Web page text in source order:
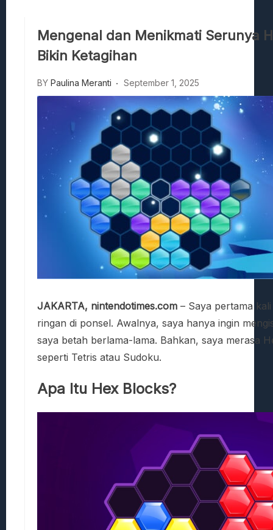
Beasts Of Bermuda: Panduan Bermain
Stranded Alien Dawn: Cara
Desolate: Tips Bertahan Dan Strategi
Mengenal dan Menikmati Serunya
Bikin Ketagihan
BY Paulina Meranti September 1, 2025
JAKARTA, nintendotimes.com – Saya pertama
ringan di ponsel. Awalnya, saya hanya ingin
saya betah berlama-lama. Bahkan, saya merasa
seperti Tetris atau Sudoku.
Apa Itu Hex Blocks?